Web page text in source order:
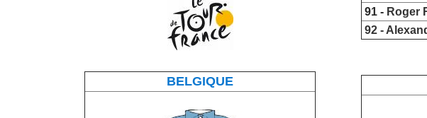
BELGIQUE
91 - Roger
92 -